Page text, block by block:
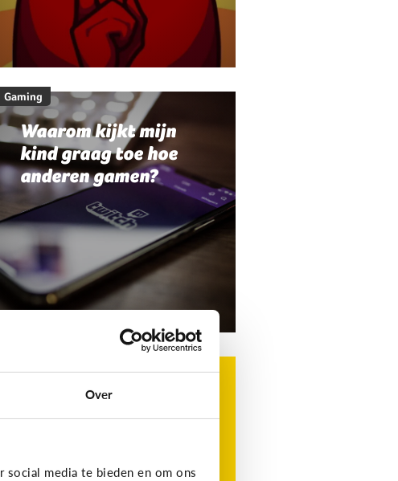
Over
media te bieden en om ons
Gaming
Waarom kijkt mijn
kind graag toe hoe
anderen gamen?
Wat is Roblox?
Hét favoriete gamingplatform